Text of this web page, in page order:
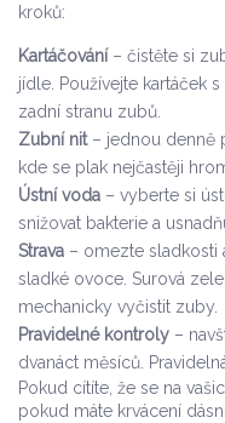
kroků:
Kartáčování – čistěte si
jídle. Používejte kartáček
zadní stranu zubů.
Zubní nit– jednou denně
kde se plak nejčastěji
Ústní voda – vyberte si
snižovat bakterie a
Strava – omezte sladkosti
sladké ovoce. Surová
mechanicky vyčistit zuby.
Pravidelné kontroly –
dvanáct měsíců.
Pokud cítíte, že se na
pokud máte krvácení